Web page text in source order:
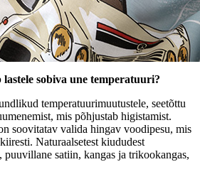
sobiva une temperatuuri?
temperatuurimuutustele, seetõttu
mis põhjustab higistamist.
soovitatav valida hingav voodipesu, mis
Naturaalsetest kiududest
puuvillane satiin, kangas ja trikookangas,